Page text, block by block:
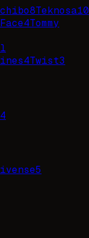
8Teknosa10
4Tommy
4Twist3
4
5